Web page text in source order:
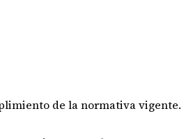
de la normativa vigente.